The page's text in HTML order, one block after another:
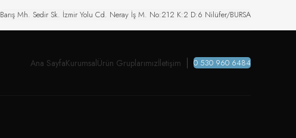
Barış Mh. Sedir Sk. İzmir Yolu Cd. Neray İş M. No:212 K:2 D:6 Nilüfer/BURSA
Ana SayfaKurumsalÜrün Gruplarımızİletişim 0 530 960 6484